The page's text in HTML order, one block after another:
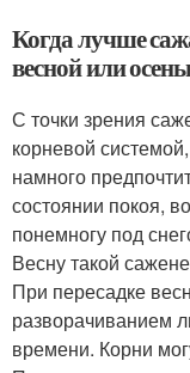
Когда лучше
весной или
С точки зрения
корневой
намного
состоянии покоя,
понемногу под
Весну такой
При пересадке
разворачиванием
времени. Корни